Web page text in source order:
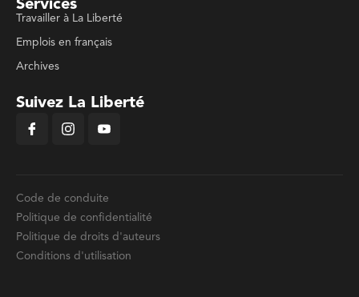
Services
Travailler à La Liberté
Emplois en français
Archives
Suivez La Liberté
Code de conduite
Politique de confidentialité
Politique de droits d'auteurs
Conditions d'utilisation